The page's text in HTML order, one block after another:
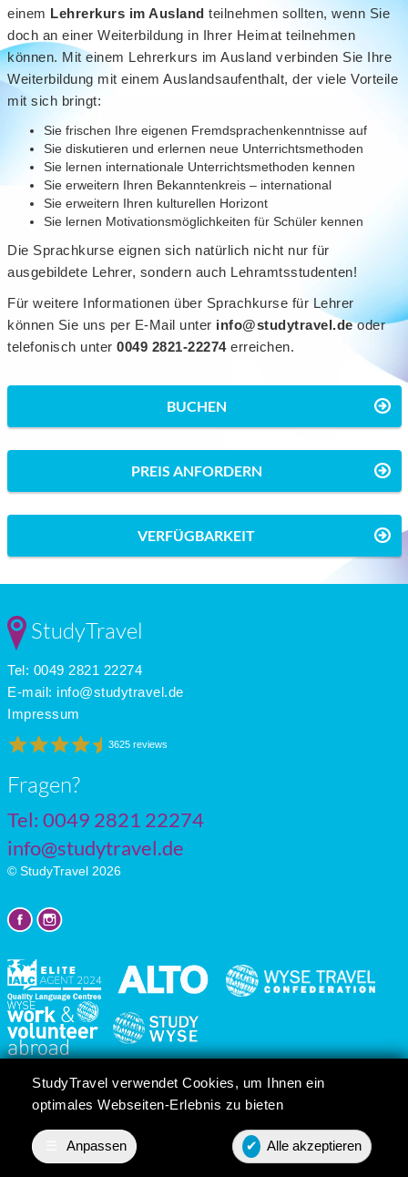
Preis anfordern
einem Lehrerkurs im Ausland teilnehmen sollten, wenn Sie
doch an einer Weiterbildung in Ihrer Heimat teilnehmen
können. Mit einem Lehrerkurs im Ausland verbinden Sie Ihre
Weiterbildung mit einem Auslandsaufenthalt, der viele Vorteile
mit sich bringt:
Sie frischen Ihre eigenen Fremdsprachenkenntnisse auf
Sie diskutieren und erlernen neue Unterrichtsmethoden
Sie lernen internationale Unterrichtsmethoden kennen
Sie erweitern Ihren Bekanntenkreis – international
Sie erweitern Ihren kulturellen Horizont
Sie lernen Motivationsmöglichkeiten für Schüler kennen
Die Sprachkurse eignen sich natürlich nicht nur für
ausgebildete Lehrer, sondern auch Lehramtsstudenten!
Für weitere Informationen über Sprachkurse für Lehrer
können Sie uns per E-Mail unter info@studytravel.deoder
telefonisch unter 0049 2821-22274erreichen.
BUCHEN
PREIS ANFORDERN
VERFÜGBARKEIT
StudyTravel verwendet Cookies, um Ihnen ein
optimales Webseiten-Erlebnis zu bieten
Anpassen ✔ Alle akzeptieren
StudyTravel
Tel: 0049 2821 22274
E-mail: info@studytravel.de
Impressum
3625 reviews
Fragen?
Tel: 0049 2821 22274
info@studytravel.de
© StudyTravel 2026
Cookie-Einstellungen